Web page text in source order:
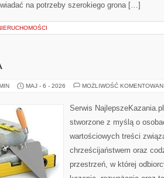
na potrzeby szerokiego grona […]
MAJ - 6 - 2026 MOŻLIWOŚĆ
Serwis
stworzone z myślą o
wartościowych treści
chrześcijaństwem oraz
przestrzeń, w której